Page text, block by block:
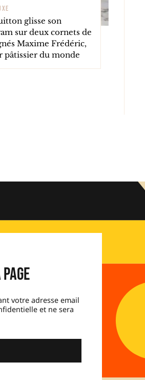
glisse son
sur deux cornets de
Maxime Frédéric,
pâtissier du monde
votre adresse email
et ne sera